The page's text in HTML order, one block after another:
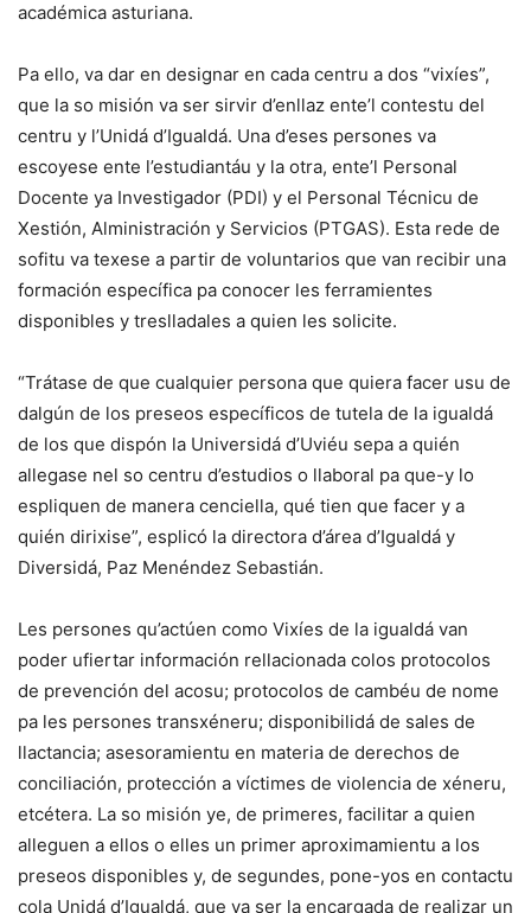
académica asturiana.
Pa ello, va dar en designar en cada centru a dos “vixíes”,
que la so misión va ser sirvir d’enllaz ente’l contestu del
centru y l’Unidá d’Igualdá. Una d’eses persones va
escoyese ente l’estudiantáu y la otra, ente’l Personal
Docente ya Investigador (PDI) y el Personal Técnicu de
Xestión, Alministración y Servicios (PTGAS). Esta rede de
sofitu va texese a partir de voluntarios que van recibir una
formación específica pa conocer les ferramientes
disponibles y treslladales a quien les solicite.
“Trátase de que cualquier persona que quiera facer usu de
dalgún de los preseos específicos de tutela de la igualdá
de los que dispón la Universidá d’Uviéu sepa a quién
allegase nel so centru d’estudios o llaboral pa que-y lo
espliquen de manera cenciella, qué tien que facer y a
quién dirixise”, esplicó la directora d’área d’Igualdá y
Diversidá, Paz Menéndez Sebastián.
Les persones qu’actúen como Vixíes de la igualdá van
poder ufiertar información rellacionada colos protocolos
de prevención del acosu; protocolos de cambéu de nome
pa les persones transxéneru; disponibilidá de sales de
llactancia; asesoramientu en materia de derechos de
conciliación, protección a víctimes de violencia de xéneru,
etcétera. La so misión ye, de primeres, facilitar a quien
alleguen a ellos o elles un primer aproximamientu a los
preseos disponibles y, de segundes, pone-yos en contactu
cola Unidá d’Igualdá, que va ser la encargada de realizar un